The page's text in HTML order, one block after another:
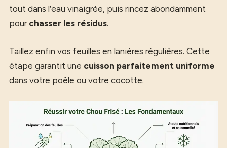
tout dans l’eau vinaigrée, puis rincez abondamment
pour chasser les résidus.
Taillez enfin vos feuilles en lanières régulières. Cette
étape garantit une cuisson parfaitement uniforme
dans votre poêle ou votre cocotte.